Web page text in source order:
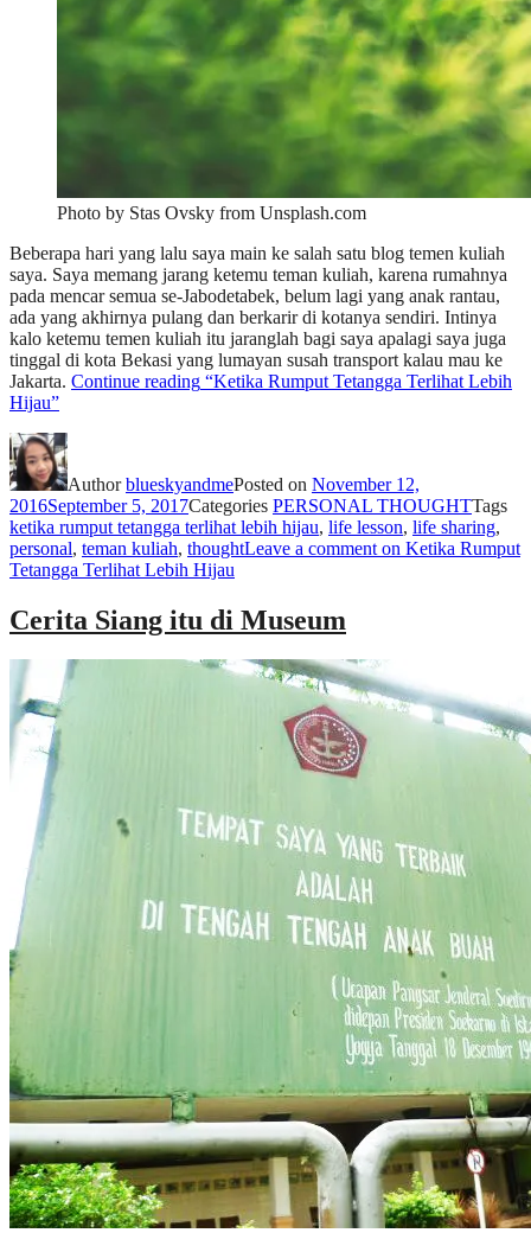
Photo by Stas Ovsky from Unsplash.com
Beberapa hari yang lalu saya main ke salah satu blog temen kuliah
saya. Saya memang jarang ketemu teman kuliah, karena rumahnya
pada mencar semua se-Jabodetabek, belum lagi yang anak rantau,
ada yang akhirnya pulang dan berkarir di kotanya sendiri. Intinya
kalo ketemu temen kuliah itu jaranglah bagi saya apalagi saya juga
tinggal di kota Bekasi yang lumayan susah transport kalau mau ke
Jakarta. Continue reading “Ketika Rumput Tetangga Terlihat Lebih
Hijau”
AuthorblueskyandmePosted on November 12,
2016September 5, 2017Categories PERSONAL THOUGHTTags
ketika rumput tetangga terlihat lebih hijau, life lesson, life sharing,
personal, teman kuliah, thoughtLeave a comment on Ketika Rumput
Tetangga Terlihat Lebih Hijau
Cerita Siang itu di Museum